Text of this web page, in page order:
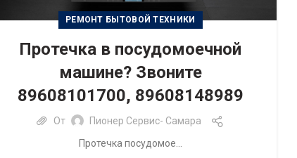
РЕМОНТ БЫТОВОЙ ТЕХНИКИ
Протечка в посудомоечной
машине? Звоните
89608101700, 89608148989
От
Пионер Сервис- Самара
Протечка посудомое...